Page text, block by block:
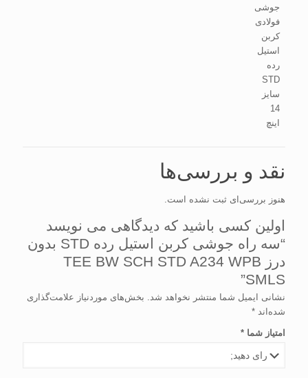
جوشی
فولادی
کربن
استیل
رده
STD
سایز
14
اینچ
نقد و بررسی‌ها
هنوز بررسی‌ای ثبت نشده است.
اولین کسی باشید که دیدگاهی می نویسد
“سه راه جوشی كربن استیل رده STD بدون
درز TEE BW SCH STD A234 WPB
SMLS”
نشانی ایمیل شما منتشر نخواهد شد. بخش‌های موردنیاز علامت‌گذاری
شده‌اند *
امتیاز شما *